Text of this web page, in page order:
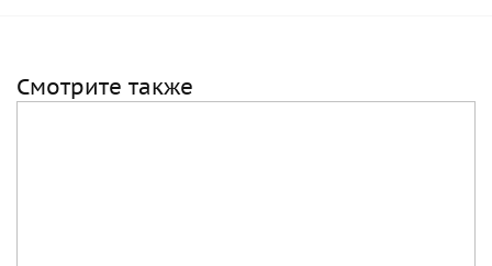
Смотрите также